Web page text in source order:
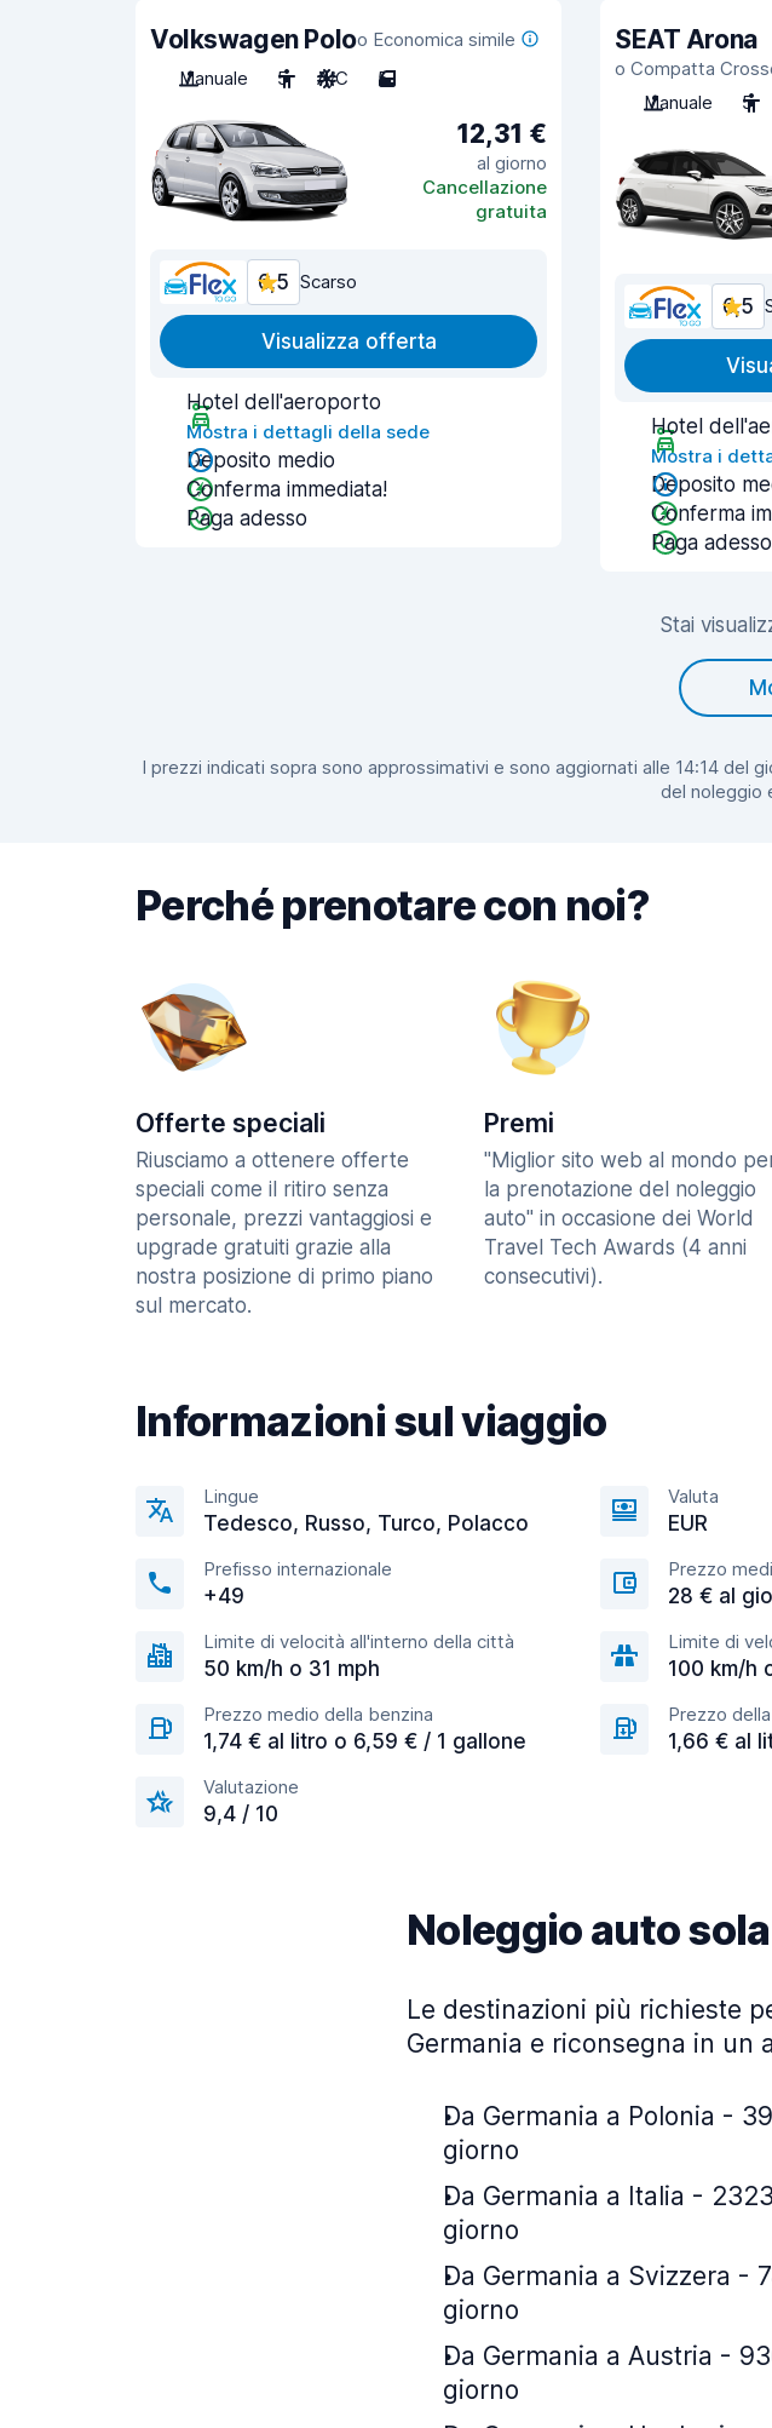
Volkswagen Poloo Economica simile
Manuale
5 A/C 5
12,31 €
al giorno
Cancellazione
gratuita
6,5 Scarso
Visualizza offerta
Hotel dell'aeroporto
Mostra i dettagli della sede
Deposito medio
Conferma immediata!
Paga adesso
SEAT Arona
o Compatta
Manuale
5
6,5
Hotel
Mostra i
Deposito
Conferma
Paga adesso
Stai
I prezzi indicati sopra sono approssimativi e sono aggiornati alle 14:14 del
del noleggio
Perché prenotare con noi?
Offerte speciali
Riusciamo a ottenere offerte
speciali come il ritiro senza
personale, prezzi vantaggiosi e
upgrade gratuiti grazie alla
nostra posizione di primo piano
sul mercato.
Premi
"Miglior sito web al mondo
la prenotazione del noleggio
auto" in occasione dei World
Travel Tech Awards (4 anni
consecutivi).
Informazioni sul viaggio
Lingue
Tedesco, Russo, Turco, Polacco
Valuta
EUR
Prefisso internazionale
+49
Prezzo
28 € al
Limite di velocità all'interno della città
50 km/h o 31 mph
Limite di
100 km/h
Prezzo medio della benzina
1,74 € al litro o 6,59 € / 1 gallone
Prezzo
1,66 € al
Valutazione
9,4 / 10
Noleggio auto
Le destinazioni più richieste
Germania e riconsegna in un
Da Germania a Polonia -
giorno
Da Germania a Italia -
giorno
Da Germania a Svizzera -
giorno
Da Germania a Austria -
giorno